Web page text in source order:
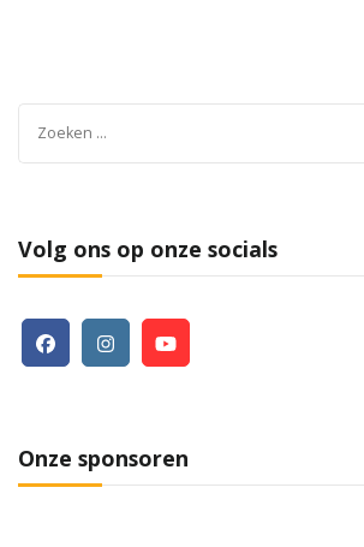
Volg ons op onze socials
Onze sponsoren